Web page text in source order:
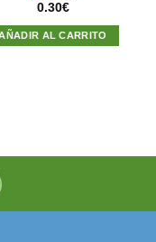
0.30€
AL CARRITO